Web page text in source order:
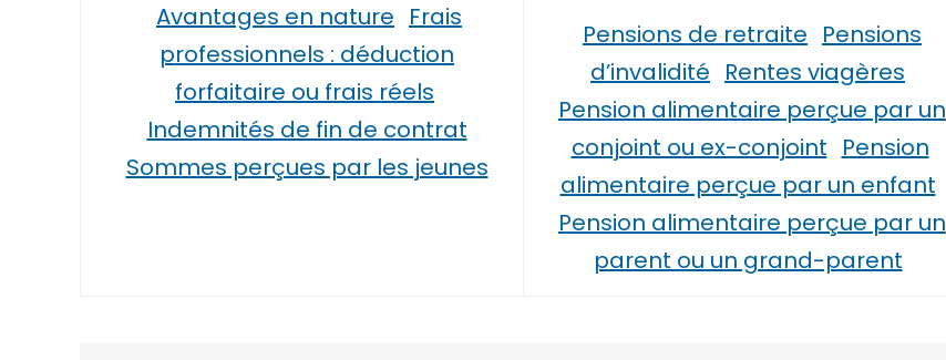
Avantages en nature Frais
professionnels : déduction
forfaitaire ou frais réels
Indemnités de fin de contrat
Sommes perçues par les jeunes
Pensions de retraite Pensions
d’invalidité Rentes viagères
Pension alimentaire perçue par un
conjoint ou ex-conjoint Pension
alimentaire perçue par un enfant
Pension alimentaire perçue par un
parent ou un grand-parent